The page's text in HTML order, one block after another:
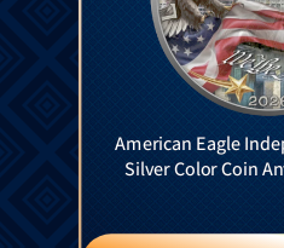
American Eagle
Silver Color Coin